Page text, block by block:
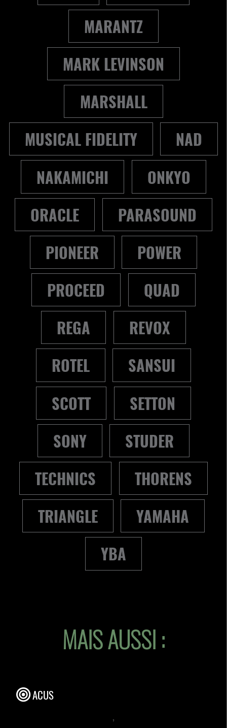
MARANTZ
MARK LEVINSON
MARSHALL
MUSICAL FIDELITY
NAD
NAKAMICHI
ONKYO
ORACLE
PARASOUND
PIONEER
POWER
PROCEED
QUAD
REGA
REVOX
ROTEL
SANSUI
SCOTT
SETTON
SONY
STUDER
TECHNICS
THORENS
TRIANGLE
YAMAHA
YBA
MAIS AUSSI :
ACUS
,